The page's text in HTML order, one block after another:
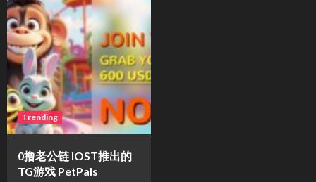
Trending
0撸老公链 IOST推出的
TG游戏 PetPals